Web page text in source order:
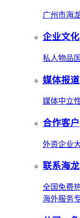
广州市海
企业文化
私人物品
媒体报道
媒体中立
合作客户
外资企业
联系海龙
全国免费
海外服务